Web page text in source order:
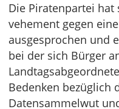
Die Piratenpartei hat
vehement gegen
ausgesprochen und
bei der sich Bürger
Bedenken bezüglich
Datensammelwut